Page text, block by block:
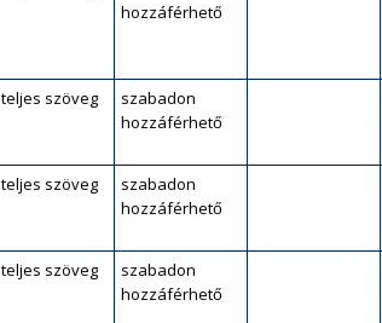
hozzáférhető
teljes szöveg
szabadon
hozzáférhető
teljes szöveg
szabadon
hozzáférhető
teljes szöveg
szabadon
hozzáférhető